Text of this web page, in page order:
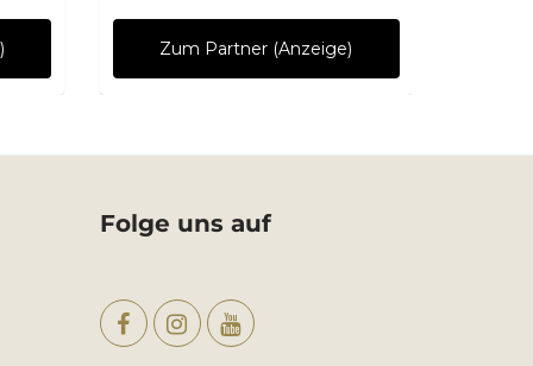
Zum Partner (Anzeige)
Folge uns auf